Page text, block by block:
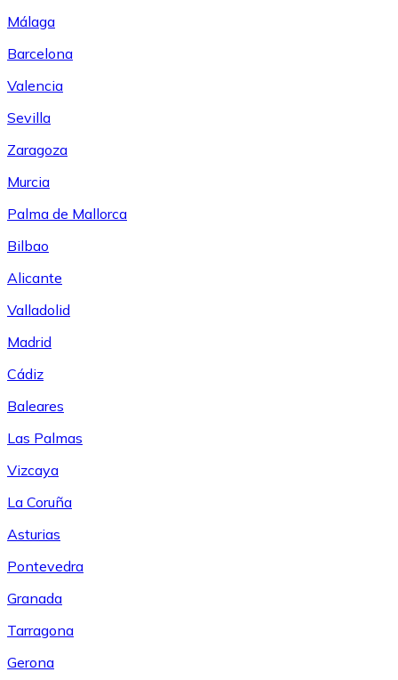
Málaga
Barcelona
Valencia
Sevilla
Zaragoza
Murcia
Palma de Mallorca
Bilbao
Alicante
Valladolid
Madrid
Cádiz
Baleares
Las Palmas
Vizcaya
La Coruña
Asturias
Pontevedra
Granada
Tarragona
Gerona